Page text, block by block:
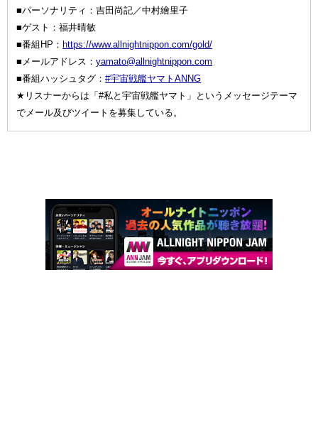
■パーソナリティ：吉田尚記／中村繪里子
■ゲスト：福井晴敏
■番組HP： https://www.allnightnippon.com/gold/
■メールアドレス：yamato@allnightnippon.com
■番組ハッシュタグ：#宇宙戦艦ヤマトANNG
★リスナーからは「#私と宇宙戦艦ヤマト」というメッセージテーマ
でメール及びツイートを募集している。